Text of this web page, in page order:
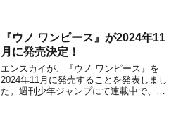
『ウノ ワンピース』が2024年11
月に発売決定！
エンスカイが、『ウノ ワンピース』を
2024年11月に発売することを発表しまし
た。週刊少年ジャンプにて連載中で、テ